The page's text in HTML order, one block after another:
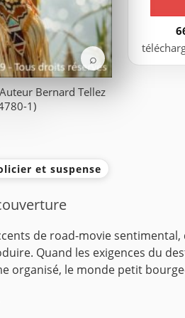
⌕
Bernard Tellez
1)
et suspense
de road-movie
Quand les exigences du
organisé, le monde petit